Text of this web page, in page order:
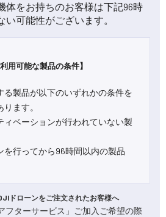
体をお持ちのお客様は下記96時
可能性がございます。
用可能な製品の条件】
る製品が以下のいずれかの条件を
ます。
ィベーションが行われていない製
を行ってから96時間以内の製品
ドローンをご注文されたお客様へ
フターサービス」ご加入ご希望の際